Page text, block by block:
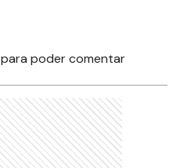
para poder comentar